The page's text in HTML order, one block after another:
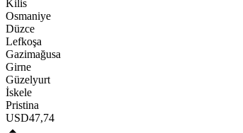
Kilis
Osmaniye
Düzce
Lefkoşa
Gazimağusa
Girne
Güzelyurt
İskele
Pristina
USD47,74